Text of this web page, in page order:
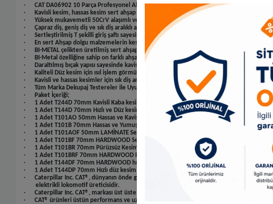
· CAT DA06902 10 Parça Profesyonel Ahşap Hassas/Kaba/Düz/Kavisli Kesim Dekupaj
· Kavisli kesim, hassas kesim sert ahşap kaplama yüzeyli kesim işlerinde, hızlı kaba
· Yüksek mukavemetli 50CrV alaşımlı ve BI-Metal çelik yapısı ile en zorlu ahşap kesme
· Çapraz diş, geniş diş ve sık diş aralıklı ahşap kesme testere çeşitleri sayesinde kesim
· Sertleştirilmiş T şekilli giriş şaftı sayesinde üstün dayanıklılık ve tutunma sağlar.
· En sert Ahşap dolgu malzemelerin kesimi için HSS-M2 kobalt alaşımlı çelikten üretilmiş
· BI-METAL çelikten üretilmiş sert ahşap kesici testereler sayesinde işlenmemiş veya
· BI-Metal özelliğine sahip on farklı ahşap kesme testereleri.
· Daraltılmış bıçak yapısı sayesinde kavisli kesimlerde kullanıma uygundur.
· Kaliteli Düz kesim için ısıl işlem görmüş kobalt alaşımlı çelikten üretilmiştir.
· Kavisli ve hassas kesimler için sık diş aralıklı yapı sayesinde pürüzsüz kesim imkânı.
· Tüm Marka Dekupaj Testereler ile Uyumludur.
· Paket İçeriği;
· 1 Adet T244D 70mm Kavisli Kaba kesim ahşap kesme testeresi (50CrV)
· 1 Adet T144D 70mm Hızlı ve Düz kesim ahşap kesme testeresi (50CrV)
· 1 Adet T101AO 50mm Hassas ve Kavisli kesim kaplamalı Ahşap kesme testeresi (50CrV)
· 1 Adet T101B 70mm Hassas ve Yumuşak Ahşap kesim testeresi (50CrV)
· 1 Adet T101AOF 50mm LAMİNATE Sert ve Yüzey Kaplamalı Ahşap hassas ve kavisli
· 1 Adet T101BF 70mm HARDWOOD Sert ahşap Hassas ve düz kesim testeresi (BI-Metal)
· 1 Adet T101BR 70mm Pürüzsüz Kesim Ters dişli Ahşap kesme testeresi (50CrV)
· 1 Adet T101BRF 70mm HARDWOOD Pürüzsüz ve sertleştirilmiş Ahşap Kesim için Ters
· 1 Adet T144DF 70mm HARDWOOD hızlı düz kaba kesim ahşap kesme testeresi (BI-
· 1 Adet T144DP 70mm Hızlı düz kesim ahşap kesme testeresi (50CrV)
·
Caterpillar Inc. CAT®, dünyanın önde gelen inşaat ve madencilik ekipmanları, arazi
elektrikli lokomotif üreticisidir.
· Caterpillar Inc. CAT®, markası üst üste 20 yılı aşkın süredir dünyanın en iyi 100 markası
· CAT® ürünleri üstün performans ve uzun ömürlü olacak şekilde tasarlanmıştır.